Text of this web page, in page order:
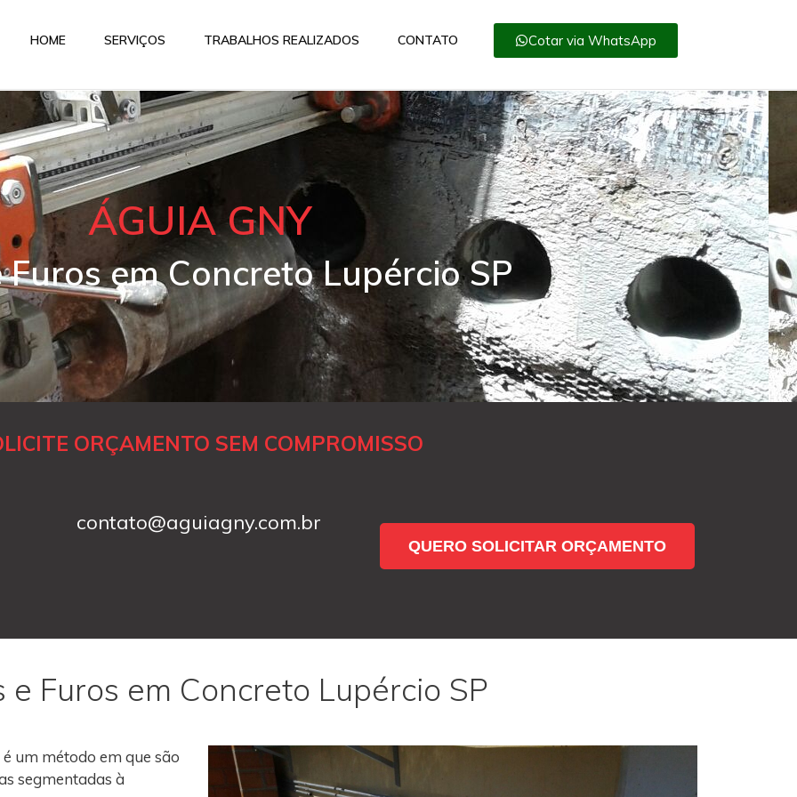
HOME SERVIÇOS TRABALHOS REALIZADOS CONTATO Cotar via WhatsApp
ÁGUIA GNY
em Concreto Lupércio SP
ORÇAMENTO SEM COMPROMISSO
contato@aguiagny.com.br
QUERO SOLICITAR ORÇAMENTO
e Furos em Concreto Lupércio SP
é um método em que são
segmentadas à